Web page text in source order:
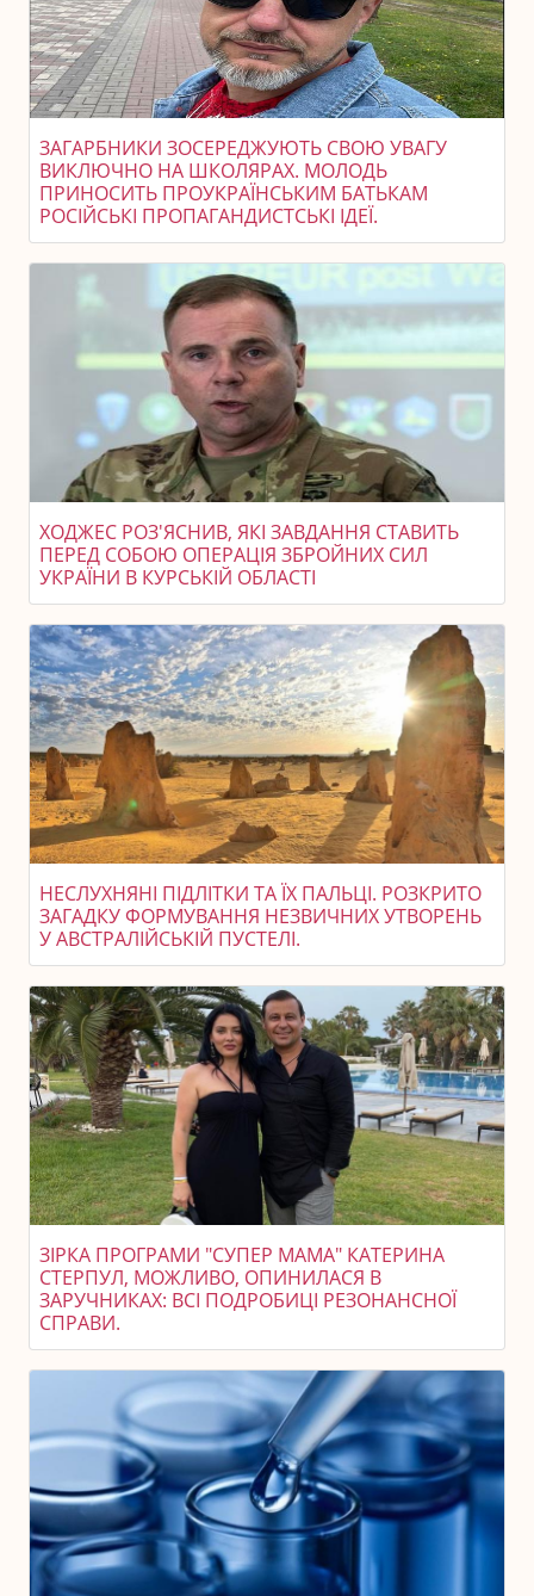
ЗАГАРБНИКИ ЗОСЕРЕДЖУЮТЬ СВОЮ УВАГУ
ВИКЛЮЧНО НА ШКОЛЯРАХ. МОЛОДЬ
ПРИНОСИТЬ ПРОУКРАЇНСЬКИМ БАТЬКАМ
РОСІЙСЬКІ ПРОПАГАНДИСТСЬКІ ІДЕЇ.
ХОДЖЕС РОЗ'ЯСНИВ, ЯКІ ЗАВДАННЯ СТАВИТЬ
ПЕРЕД СОБОЮ ОПЕРАЦІЯ ЗБРОЙНИХ СИЛ
УКРАЇНИ В КУРСЬКІЙ ОБЛАСТІ
НЕСЛУХНЯНІ ПІДЛІТКИ ТА ЇХ ПАЛЬЦІ. РОЗКРИТО
ЗАГАДКУ ФОРМУВАННЯ НЕЗВИЧНИХ УТВОРЕНЬ
У АВСТРАЛІЙСЬКІЙ ПУСТЕЛІ.
ЗІРКА ПРОГРАМИ "СУПЕР МАМА" КАТЕРИНА
СТЕРПУЛ, МОЖЛИВО, ОПИНИЛАСЯ В
ЗАРУЧНИКАХ: ВСІ ПОДРОБИЦІ РЕЗОНАНСНОЇ
СПРАВИ.